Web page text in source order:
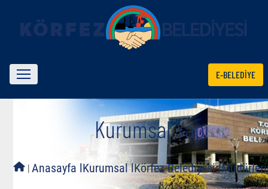
E-BELEDİYE
Kurumsal Yapı
lAnasayfa lKurumsal lKörfez Belediyesi l